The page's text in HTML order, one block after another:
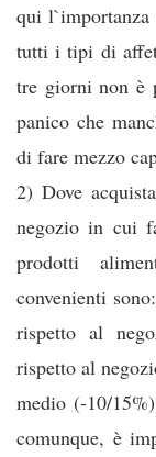
qui
tutti i tipi di
tre giorni non è
panico che
di fare mezzo
2) Dove
negozio in cui
prodotti
convenienti
rispetto al
rispetto al
medio (-10/
comunque, è